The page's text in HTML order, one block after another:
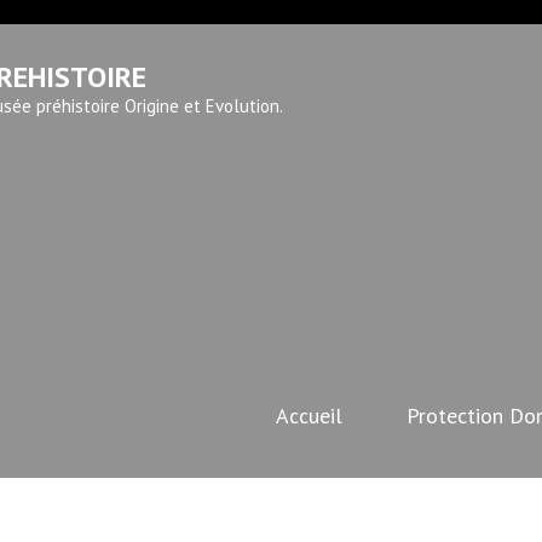
préhistoire Origine et Evolution.
Accueil Protection